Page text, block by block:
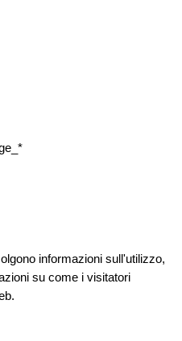
informazioni sull'utilizzo,
su come i visitatori